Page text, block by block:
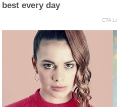
best every day
CTA